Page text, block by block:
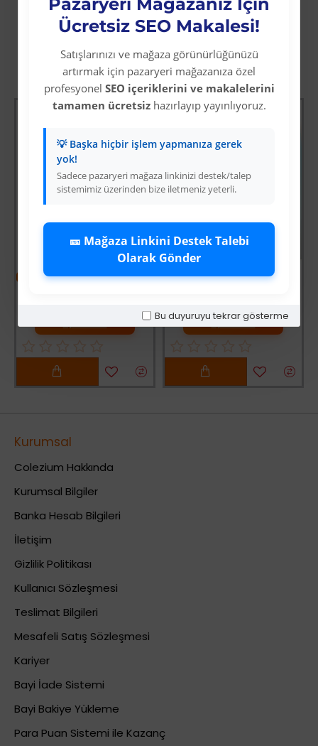
Ücretsiz SEO Makalesi!
Satışlarınızı ve mağaza görünürlüğünüzü
artırmak için pazaryeri mağazanıza özel
profesyonel SEO içeriklerini ve makalelerini
tamamen ücretsizhazırlayıp yayınlıyoruz.
💡 Başka hiçbir işlem yapmanıza gerek
yok!
Sadece pazaryeri mağaza linkinizi destek/talep
sistemimiz üzerinden bize iletmeniz yeterli.
🎫 Mağaza Linkini Destek Talebi
Olarak Gönder
Bu duyuruyu tekrar gösterme
Diğer Kategori Ürünleri
-64 % -69 %
Üyelere Özel Fiyat
Üye Olunuz
Kurumsal
Colezium Hakkında
Kurumsal Bilgiler
Banka Hesab Bilgileri
İletişim
Gizlilik Politikası
Kullanıcı Sözleşmesi
Teslimat Bilgileri
Mesafeli Satış Sözleşmesi
Kariyer
Bayi İade Sistemi
Bayi Bakiye Yükleme
Para Puan Sistemi ile Kazanç